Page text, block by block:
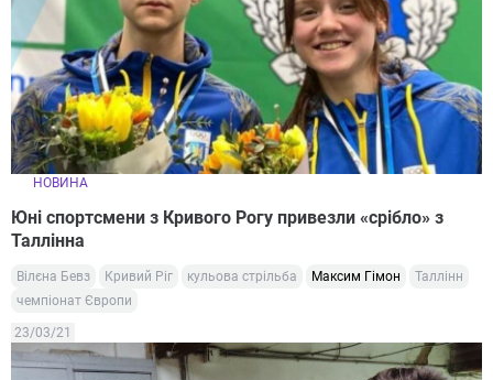
НОВИНА
Юні спортсмени з Кривого Рогу привезли «срібло» з
Таллінна
Вілєна Бевз Кривий Ріг кульова стрільба Максим Гімон
Таллінн
чемпіонат Європи
23/03/21